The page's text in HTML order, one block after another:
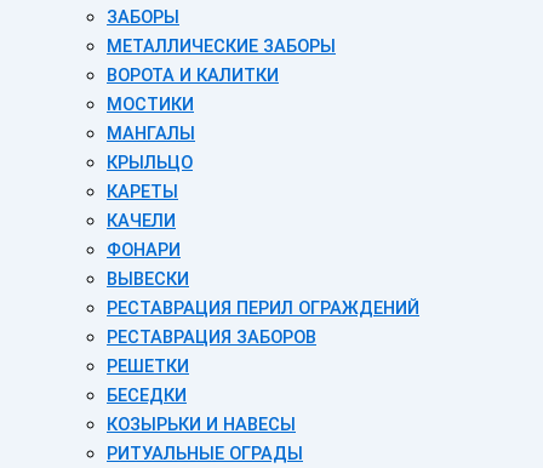
ЗАБОРЫ
МЕТАЛЛИЧЕСКИЕ ЗАБОРЫ
ВОРОТА И КАЛИТКИ
МОСТИКИ
МАНГАЛЫ
КРЫЛЬЦО
КАРЕТЫ
КАЧЕЛИ
ФОНАРИ
ВЫВЕСКИ
РЕСТАВРАЦИЯ ПЕРИЛ ОГРАЖДЕНИЙ
РЕСТАВРАЦИЯ ЗАБОРОВ
РЕШЕТКИ
БЕСЕДКИ
КОЗЫРЬКИ И НАВЕСЫ
РИТУАЛЬНЫЕ ОГРАДЫ